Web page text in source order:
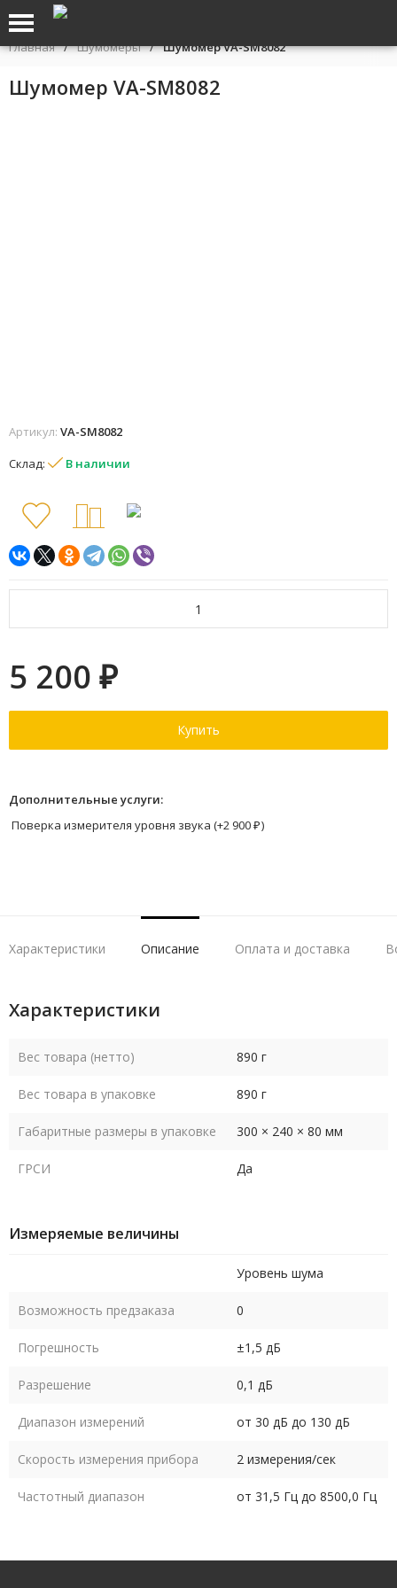
Главная / Шумомеры / Шумомер VA-SM8082
Шумомер VA-SM8082
Артикул: VA-SM8082
Склад:
В наличии
5 200 ₽
Купить
Дополнительные услуги:
Поверка измерителя уровня звука (+2 900₽)
Характеристики Описание Оплата и доставка
Характеристики
Вес товара (нетто) 890 г
Вес товара в упаковке 890 г
Габаритные размеры в упаковке 300 × 240 × 80 мм
ГРСИ Да
Измеряемые величины
Уровень шума
Возможность предзаказа 0
Погрешность ±1,5 дБ
Разрешение 0,1 дБ
Диапазон измерений от 30 дБ до 130 дБ
Скорость измерения прибора 2 измерения/сек
Частотный диапазон от 31,5 Гц до 8500,0 Гц